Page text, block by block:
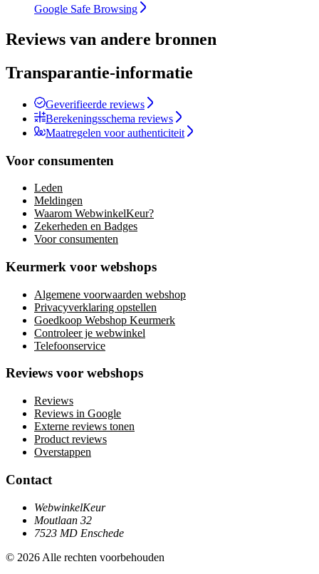
Google Safe Browsing
Reviews van andere bronnen
Transparantie-informatie
Geverifieerde reviews
Berekeningsschema reviews
Maatregelen voor authenticiteit
Voor consumenten
Leden
Meldingen
Waarom WebwinkelKeur?
Zekerheden en Badges
Voor consumenten
Keurmerk voor webshops
Algemene voorwaarden webshop
Privacyverklaring opstellen
Goedkoop Webshop Keurmerk
Controleer je webwinkel
Telefoonservice
Reviews voor webshops
Reviews
Reviews in Google
Externe reviews tonen
Product reviews
Overstappen
Contact
WebwinkelKeur
Moutlaan 32
7523 MD Enschede
© 2026 Alle rechten voorbehouden